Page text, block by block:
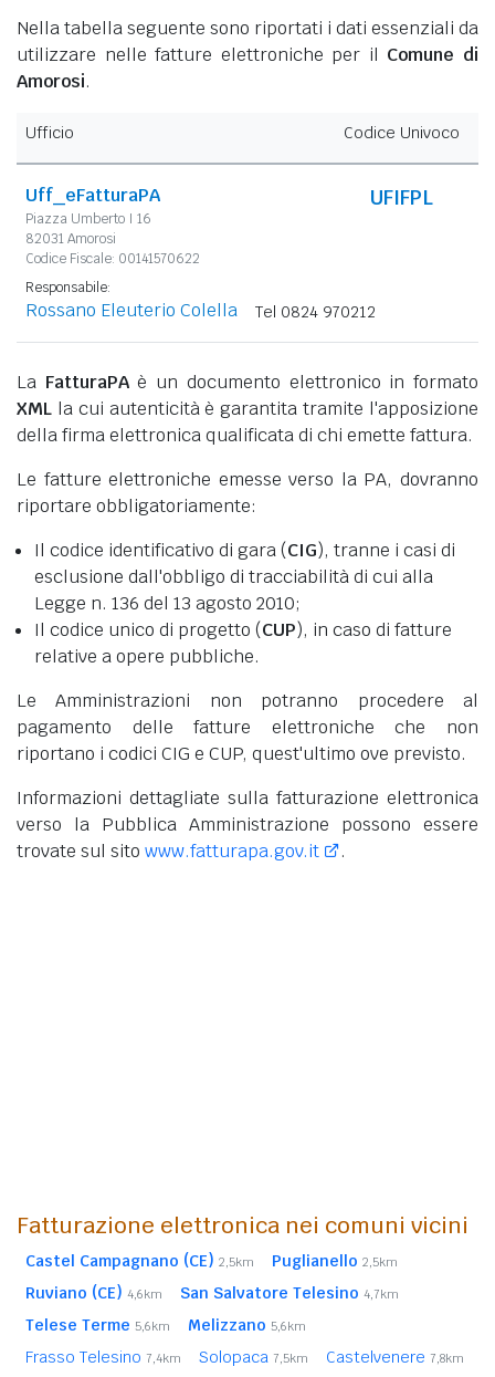
Nella tabella seguente sono riportati i dati essenziali da
utilizzare nelle fatture elettroniche per il Comune di
Amorosi.
Ufficio Codice Univoco
Uff_eFatturaPA
Piazza Umberto I 16
82031 Amorosi
Codice Fiscale: 00141570622
UFIFPL
Responsabile:
Rossano Eleuterio Colella Tel 0824 970212
La FatturaPAè un documento elettronico in formato
XML la cui autenticità è garantita tramite l'apposizione
della firma elettronica qualificata di chi emette fattura.
Le fatture elettroniche emesse verso la PA, dovranno
riportare obbligatoriamente:
Il codice identificativo di gara (CIG), tranne i casi di
esclusione dall'obbligo di tracciabilità di cui alla
Legge n. 136 del 13 agosto 2010;
Il codice unico di progetto (CUP), in caso di fatture
relative a opere pubbliche.
Le Amministrazioni non potranno procedere al
pagamento delle fatture elettroniche che non
riportano i codici CIG e CUP, quest'ultimo ove previsto.
Informazioni dettagliate sulla fatturazione elettronica
verso la Pubblica Amministrazione possono essere
trovate sul sito www.fatturapa.gov.it .
Fatturazione elettronica nei comuni vicini
Castel Campagnano (CE) 2,5km Puglianello 2,5km
Ruviano (CE) 4,6km San Salvatore Telesino 4,7km
Telese Terme 5,6km Melizzano 5,6km
Frasso Telesino 7,4km Solopaca 7,5km Castelvenere 7,8km